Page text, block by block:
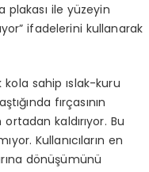
plakası ile yüzeyin
ifadelerini kullanarak
kola sahip ıslak-kuru
fırçasının
kaldırıyor. Bu
Kullanıcıların en
dönüşümünü